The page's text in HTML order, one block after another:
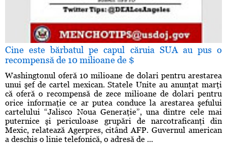
Cine este bărbatul pe capul căruia SUA au pus o
recompensă de 10 milioane de $
Washingtonul oferă 10 milioane de dolari pentru arestarea
unui şef de cartel mexican. Statele Unite au anunţat marţi
că oferă o recompensă de zece milioane de dolari pentru
orice informaţie ce ar putea conduce la arestarea şefului
cartelului “Jalisco Noua Generaţie”, una dintre cele mai
puternice şi periculoase grupări de narcotraficanţi din
Mexic, relatează Agerpres, citând AFP. Guvernul american
a deschis o linie telefonică, o adresă de ...